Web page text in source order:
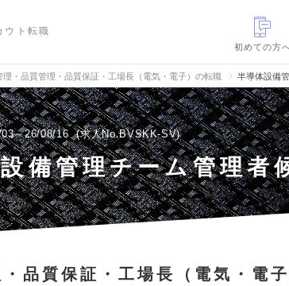
ウト転職
初めての方
理・品質管理・品質保証・工場長（電気・電子）の転職 半導体設備
～26/08/16 求人No.BVSKK-SV
備管理チーム管理者
品質保証・工場長（電気・電子